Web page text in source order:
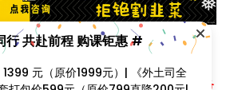
❅
找课程网- All rights reserved
课程资源互换请联系微信在线客服：zkcw598 (备
行 共赴前程 购课钜惠 #
元（原价1999元）| 《外土司全